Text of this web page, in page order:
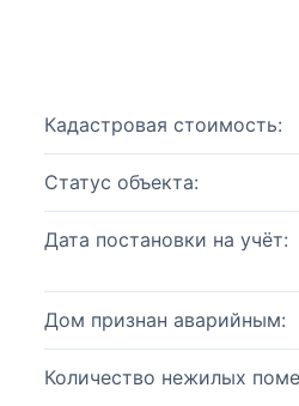
Кадастровая стоимость:
Статус объекта:
Дата постановки на учёт:
Дом признан аварийным:
Количество нежилых